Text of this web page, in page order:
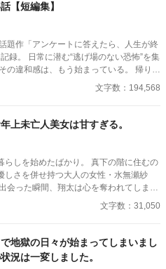
【短編集】
題作「アンケートに答えたら、人生が終
録。 日常に潜む“逃げ場のない恐怖”を集
屋、何気ない会話。 どこにでもある日常
ない異常へと変わる。 意味が分か
話。 1話1000〜2000文字。
がら、 読み終えたあと、ふとした静寂が
文字数：194,568
上未亡人美女は甘すぎる。
らしを始めたばかり。 真下の階に住むの
しさを併せ持つ大人の女性・水無瀬紗
会った瞬間、翔太は心を奪われてしま
先のスーパーで再会した彼女は、翔太を
を教えてくれる存在だった。 ある日の
になるほど親密に。 優しくて穏やかで
、翔太の心は揺れていく。 大人の女性
刺激的な同居生活（？）がはじまる。
文字数：31,050
地獄の日々が始まってしまいまし
は一変しました。